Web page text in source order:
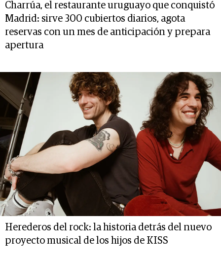
Charrúa, el restaurante uruguayo que conquistó
Madrid: sirve 300 cubiertos diarios, agota
reservas con un mes de anticipación y prepara
apertura
Herederos del rock: la historia detrás del nuevo
proyecto musical de los hijos de KISS